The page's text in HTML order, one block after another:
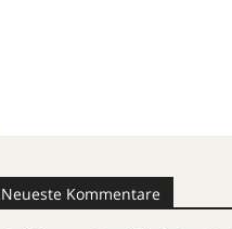
Neueste Kommentare